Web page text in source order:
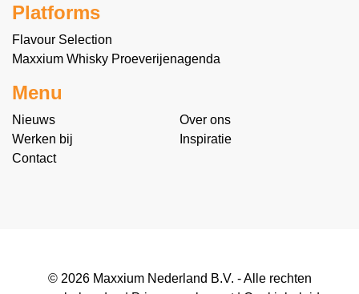
Platforms
Flavour Selection
Maxxium Whisky Proeverijenagenda
Menu
Nieuws
Over ons
Werken bij
Inspiratie
Contact
© 2026 Maxxium Nederland B.V. - Alle rechten